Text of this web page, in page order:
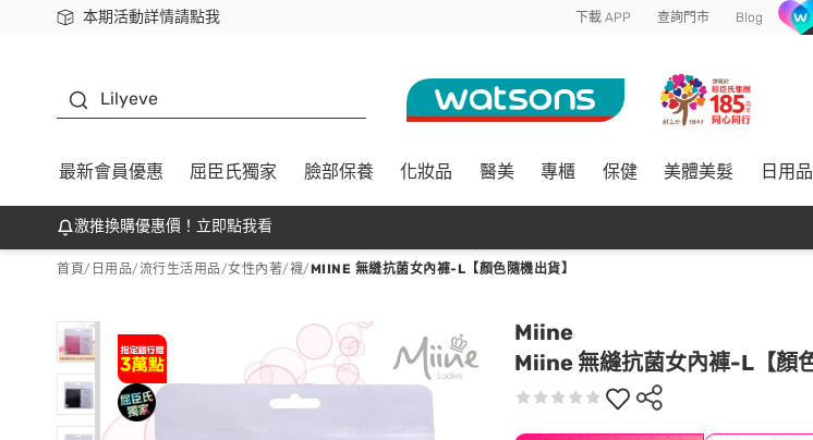
本期活動詳情請點我
下載app最高回饋$350 下載 APP 查詢門市 Blog
Lilyeve
最新會員優惠 屈臣氏獨家 臉部保養 化妝品 醫美 專櫃 保健 美體美髮 日用品
激推換購優惠價！立即點我看
首頁/ 日用品/流行生活用品/女性內著/襪/MIINE 無縫抗菌女內褲-L【顏色隨機出貨】
Miine
Miine 無縫抗菌女內褲-L【顏